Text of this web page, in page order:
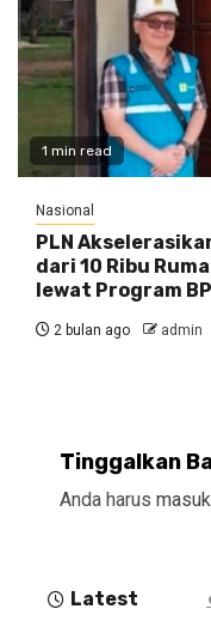
1 min read
Nasional
PLN
dari 10 Ribu
lewat Program
2 bulan ago admin
Tinggalkan
Anda harus masuk
Latest